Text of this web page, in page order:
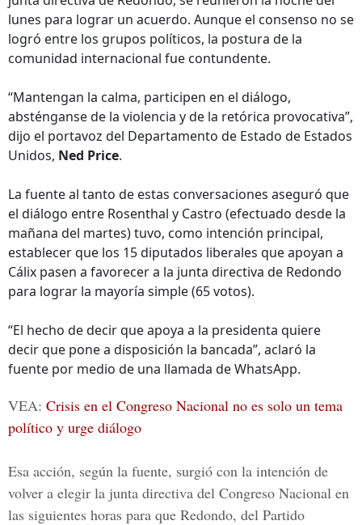
lunes para lograr un acuerdo. Aunque el consenso no se
logró entre los grupos políticos, la postura de la
comunidad internacional fue contundente.
“Mantengan la calma, participen en el diálogo,
absténganse de la violencia y de la retórica provocativa”,
dijo el portavoz del Departamento de Estado de Estados
Unidos, Ned Price.
La fuente al tanto de estas conversaciones aseguró que
el diálogo entre Rosenthal y Castro (efectuado desde la
mañana del martes) tuvo, como intención principal,
establecer que los 15 diputados liberales que apoyan a
Cálix pasen a favorecer a la junta directiva de Redondo
para lograr la mayoría simple (65 votos).
“El hecho de decir que apoya a la presidenta quiere
decir que pone a disposición la bancada”, aclaró la
fuente por medio de una llamada de WhatsApp.
VEA: Crisis en el Congreso Nacional no es solo un tema
político y urge diálogo
Esa acción, según la fuente, surgió con la intención de
volver a elegir la junta directiva del Congreso Nacional en
las siguientes horas para que Redondo, del Partido